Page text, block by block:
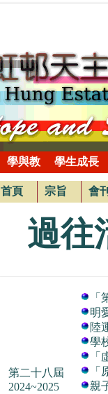
學與教 學生成長
首頁 宗旨 會刊
過往
第二十八屆
2024~2025
明
陸
學
親